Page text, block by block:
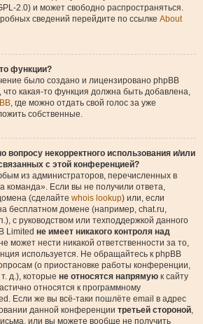
2.0) и может свободно распространяться.
сведений перейдите по ссылке About
функции?
было создано и лицензировано phpBB
что какая-то функция должна быть добавлена,
, где можно отдать свой голос за уже
собственные.
вопросу некорректного использования и/или
с этой конференцией?
из администраторов, перечисленных в
команда». Если вы не получили ответа,
(сделайте whois lookup) или, если
бесплатном домене (например, chat.ru,
с руководством или техподдержкой данного
Limited не имеет никакого контроля над
может нести никакой ответственности за то,
используется. Не обращайтесь к phpBB
(о приостановке работы конференции,
д.), которые не относятся напрямую к сайту
относятся к программному
Если же вы всё-таки пошлёте email в адрес
данной конференции третьей стороной,
или вы можете вообще не получить